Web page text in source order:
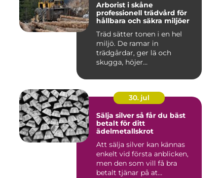
Arborist i skåne
professionell trädvård för
hållbara och säkra miljöer
Träd sätter tonen i en hel
miljö. De ramar in
trädgårdar, ger lä och
skugga, höjer
30. jul
Sälja silver så får du bäst
betalt för ditt
ädelmetallskrot
Att sälja silver kan kännas
enkelt vid första anblicken,
men den som vill få bra
betalt tjänar på at...